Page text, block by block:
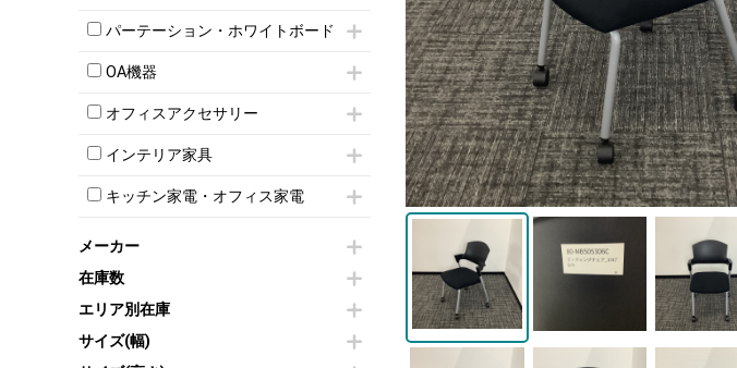
オープン書庫
両開書庫
引き違い書庫
多人数ロッカー
シリンダー錠ロッカー
ダイヤル錠ロッカー
ボタン錠ロッカー
シューズロッカー・下駄箱
ロッカーその他
T字脚テーブル
会議テーブルW1200～
会議テーブルW1800～
折りたたみ会議テーブル
ハイテーブル
折りたたみミーティングチェア
ハイチェア
ミーティングチェアその他
応接チェア
応接・役員家具その他
ハイカウンター
ローカウンター
ラウンジカウンター
パーテーション・ホワイトボード
パーテーション
自立タイプパーテーション
パーテーションその他
壁掛けホワイトボード
ホワイトボードその他
OA機器
iPad
電話機（ビジネスフォン）
シュレッダー
スクリーン
プリンター・コピー機
オフィスアクセサリー
チェア用台車
演台・講演台・演説台
防音パネル
コートハンガー・ポールハンガー
傘立て
食器棚・キッチンキャビネット
オフィスアクセサリーその他
インテリア家具
モールドチェア
ダイニングチェア
カウンターテーブル
センターテーブル・サイドテーブル
カフェテーブル
ソファ
キッチン家電・オフィス家電
冷蔵庫・洗濯機
空気清浄機・加湿器
電子レンジ
液晶テレビ・モニター類
エアコン
メーカー
在庫数
エリア別在庫
サイズ(幅)